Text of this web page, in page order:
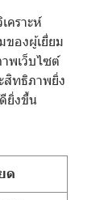
คราะห์
ของผู้เยี่ยม
พเว็บไซต์
สิทธิภาพยิ่ง
ยิ่งขึ้น
ด